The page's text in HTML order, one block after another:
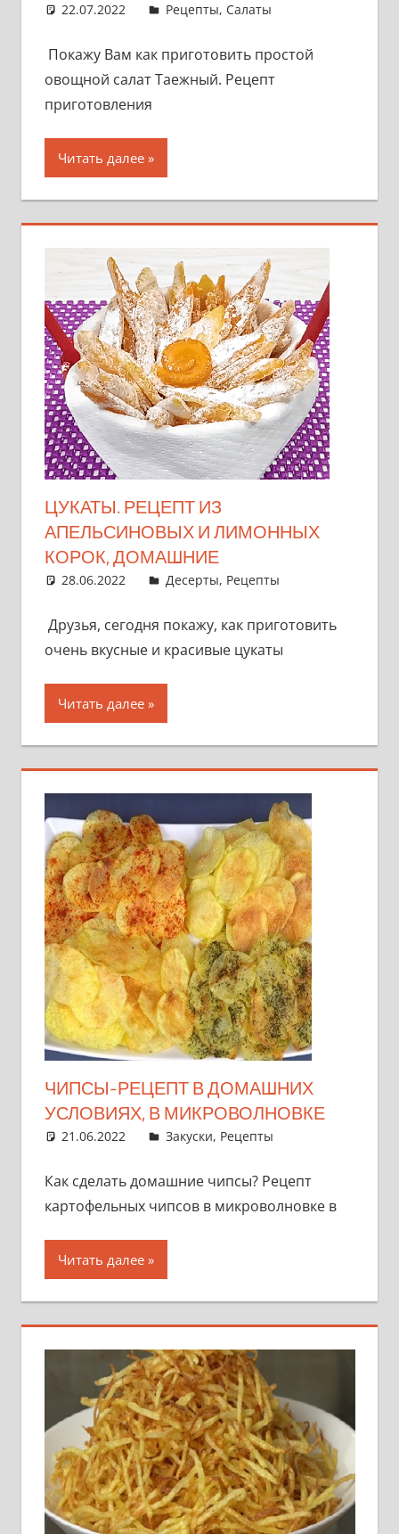
22.07.2022 admin
Рецепты, Салаты
Покажу Вам как приготовить простой
овощной салат Таежный. Рецепт
приготовления
Читать далее
ЦУКАТЫ. РЕЦЕПТ ИЗ
АПЕЛЬСИНОВЫХ И ЛИМОННЫХ
КОРОК, ДОМАШНИЕ
28.06.2022 admin
Десерты, Рецепты
Друзья, сегодня покажу, как приготовить
очень вкусные и красивые цукаты
Читать далее
ЧИПСЫ-РЕЦЕПТ В ДОМАШНИХ
УСЛОВИЯХ, В МИКРОВОЛНОВКЕ
21.06.2022 admin
Закуски, Рецепты
Как сделать домашние чипсы? Рецепт
картофельных чипсов в микроволновке в
Читать далее